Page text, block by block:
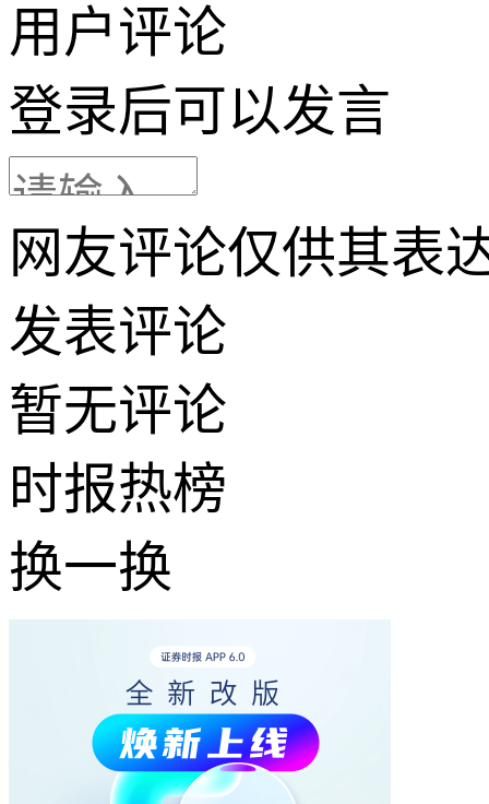
用户评论
登录后可以发言
网友评论仅供其表
发表评论
暂无评论
时报热榜
换一换